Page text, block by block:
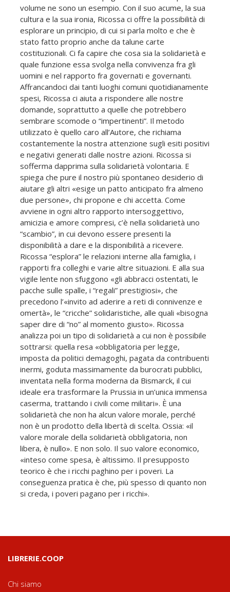
volume ne sono un esempio. Con il suo acume, la sua
cultura e la sua ironia, Ricossa ci offre la possibilità di
esplorare un principio, di cui si parla molto e che è
stato fatto proprio anche da talune carte
costituzionali. Ci fa capire che cosa sia la solidarietà e
quale funzione essa svolga nella convivenza fra gli
uomini e nel rapporto fra governati e governanti.
Affrancandoci dai tanti luoghi comuni quotidianamente
spesi, Ricossa ci aiuta a rispondere alle nostre
domande, soprattutto a quelle che potrebbero
sembrare scomode o “impertinenti”. Il metodo
utilizzato è quello caro all’Autore, che richiama
costantemente la nostra attenzione sugli esiti positivi
e negativi generati dalle nostre azioni. Ricossa si
sofferma dapprima sulla solidarietà volontaria. E
spiega che pure il nostro più spontaneo desiderio di
aiutare gli altri «esige un patto anticipato fra almeno
due persone», chi propone e chi accetta. Come
avviene in ogni altro rapporto intersoggettivo,
amicizia e amore compresi, c’è nella solidarietà uno
“scambio”, in cui devono essere presenti la
disponibilità a dare e la disponibilità a ricevere.
Ricossa “esplora” le relazioni interne alla famiglia, i
rapporti fra colleghi e varie altre situazioni. E alla sua
vigile lente non sfuggono «gli abbracci ostentati, le
pacche sulle spalle, i “regali” prestigiosi», che
precedono l’«invito ad aderire a reti di connivenze e
omertà», le “cricche” solidaristiche, alle quali «bisogna
saper dire di “no” al momento giusto». Ricossa
analizza poi un tipo di solidarietà a cui non è possibile
sottrarsi: quella resa «obbligatoria per legge,
imposta da politici demagoghi, pagata da contribuenti
inermi, goduta massimamente da burocrati pubblici,
inventata nella forma moderna da Bismarck, il cui
ideale era trasformare la Prussia in un’unica immensa
caserma, trattando i civili come militari». È una
solidarietà che non ha alcun valore morale, perché
non è un prodotto della libertà di scelta. Ossia: «il
valore morale della solidarietà obbligatoria, non
libera, è nullo». E non solo. Il suo valore economico,
«inteso come spesa, è altissimo. Il presupposto
teorico è che i ricchi paghino per i poveri. La
conseguenza pratica è che, più spesso di quanto non
si creda, i poveri pagano per i ricchi».
LIBRERIE.COOP
Chi siamo